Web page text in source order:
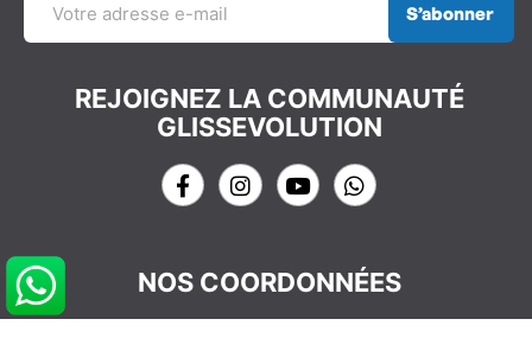
S’abonner
REJOIGNEZ LA COMMUNAUTÉ
GLISSEVOLUTION
NOS COORDONNÉES